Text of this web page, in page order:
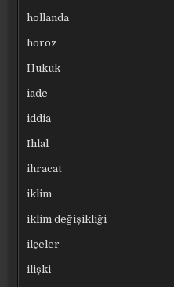
hollanda
horoz
Hukuk
iade
iddia
Ihlal
ihracat
iklim
iklim değişikliği
ilçeler
ilişki